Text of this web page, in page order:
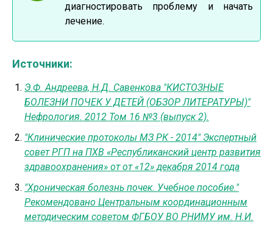
диагностировать проблему и начать
лечение.
Источники:
Э.Ф. Андреева, Н.Д. Савенкова "КИСТОЗНЫЕ
БОЛЕЗНИ ПОЧЕК У ДЕТЕЙ (ОБЗОР ЛИТЕРАТУРЫ)"
Нефрология. 2012 Том 16 №3 (выпуск 2).
"Клинические протоколы МЗ РК - 2014" Экспертный
совет РГП на ПХВ «Республиканский центр развития
здравоохранения» от от «12» декабря 2014 года
"Хроническая болезнь почек. Учебное пособие."
Рекомендовано Центральным координационным
методическим советом ФГБОУ ВО РНИМУ им. Н.И.